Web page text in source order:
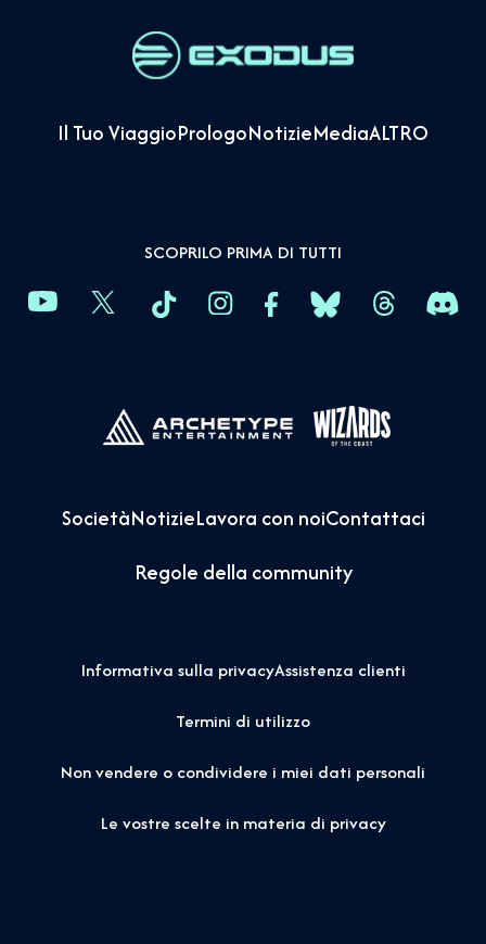
Il Tuo ViaggioPrologoNotizieMediaALTRO
SCOPRILO PRIMA DI TUTTI
SocietàNotizieLavora con noiContattaci
Regole della community
Informativa sulla privacyAssistenza clienti
Termini di utilizzo
Non vendere o condividere i miei dati personali
Le vostre scelte in materia di privacy